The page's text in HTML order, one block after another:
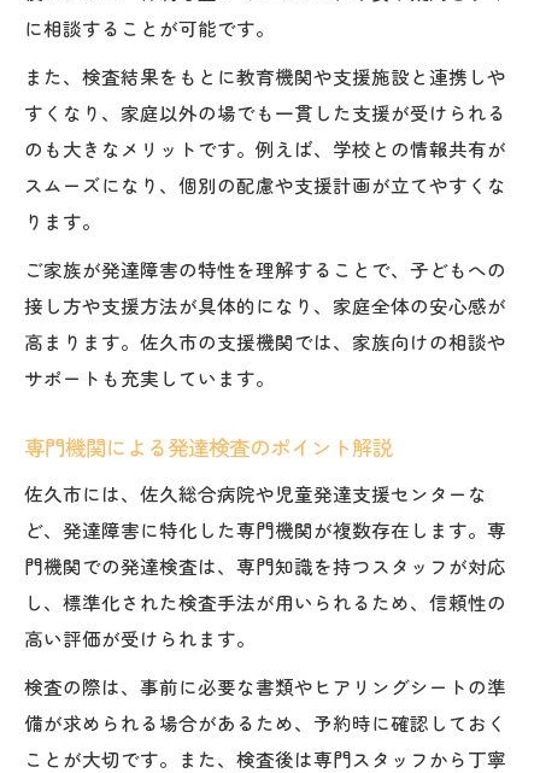
に相談することが可能です。
また、検査結果をもとに教育機関や支援施設と連携しや
すくなり、家庭以外の場でも一貫した支援が受けられる
のも大きなメリットです。例えば、学校との情報共有が
スムーズになり、個別の配慮や支援計画が立てやすくな
ります。
ご家族が発達障害の特性を理解することで、子どもへの
接し方や支援方法が具体的になり、家庭全体の安心感が
高まります。佐久市の支援機関では、家族向けの相談や
サポートも充実しています。
専門機関による発達検査のポイント解説
佐久市には、佐久総合病院や児童発達支援センターな
ど、発達障害に特化した専門機関が複数存在します。専
門機関での発達検査は、専門知識を持つスタッフが対応
し、標準化された検査手法が用いられるため、信頼性の
高い評価が受けられます。
検査の際は、事前に必要な書類やヒアリングシートの準
備が求められる場合があるため、予約時に確認しておく
ことが大切です。また、検査後は専門スタッフから丁寧